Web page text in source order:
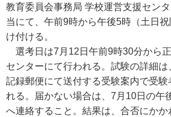
教育委員会事務局 学校運営支援セン
当にて、午前9時から午後5時（土日
け付ける。
選考日は7月12日午前9時30分から
センターにて行われる。試験の詳細
記録郵便にて送付する受験案内で受験
れる。届かない場合は、7月10日の午
へ連絡すること。結果は、合否にかか